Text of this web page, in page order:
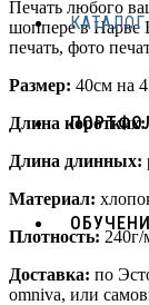
Печать любого
шоппере в Нарве
печать, фото
Размер: 40см на
Длина коротких:
Длина длинных:
Материал:
Плотность: 240г/
Доставка: по
omniva, или